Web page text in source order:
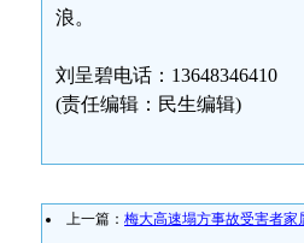
浪。
刘呈碧电话：13648346410
(责任编辑：民生编辑)
上一篇： 梅大高速塌方事故受害者家